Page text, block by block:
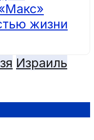
жизни
Израиль